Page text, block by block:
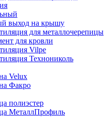
выход на крышу
для металлочерепицы
для кровли
Vilpe
Технониколь
Velux
Факро
полиэстер
МеталлПрофиль